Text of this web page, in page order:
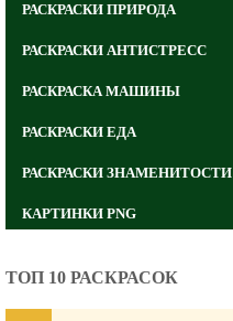
РАСКРАСКИ ПРИРОДА
РАСКРАСКИ АНТИСТРЕСС
РАСКРАСКА МАШИНЫ
РАСКРАСКИ ЕДА
РАСКРАСКИ ЗНАМЕНИТОСТИ
КАРТИНКИ PNG
ТОП 10 РАСКРАСОК